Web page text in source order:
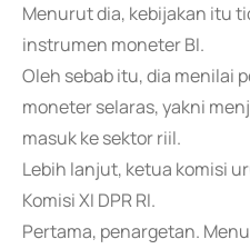
Menurut dia, kebijakan itu
instrumen moneter BI.
Oleh sebab itu, dia menilai
moneter selaras, yakni
masuk ke sektor riil.
Lebih lanjut, ketua komisi
Komisi XI DPR RI.
Pertama, penargetan.